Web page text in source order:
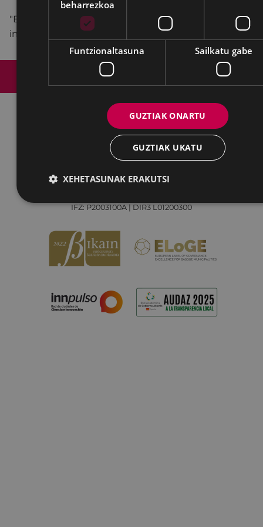
"Berrerabili eta Berrasmatu" tailerren inguruko
informazio gehiago
Irisgarritasuna
Kontaktua
Lege-oharra
Cookien politika
Udalaren sare sozial guztiak
Tfnoa.: 943 70 84 00 / 010 | Faxa: 943 70 84 16 |
IFZ: P2003100A | DIR3 L01200300
beharrezkoa
Funtzionaltasuna Sailkatu gabe
GUZTIAK ONARTU
GUZTIAK UKATU
XEHETASUNAK ERAKUTSI